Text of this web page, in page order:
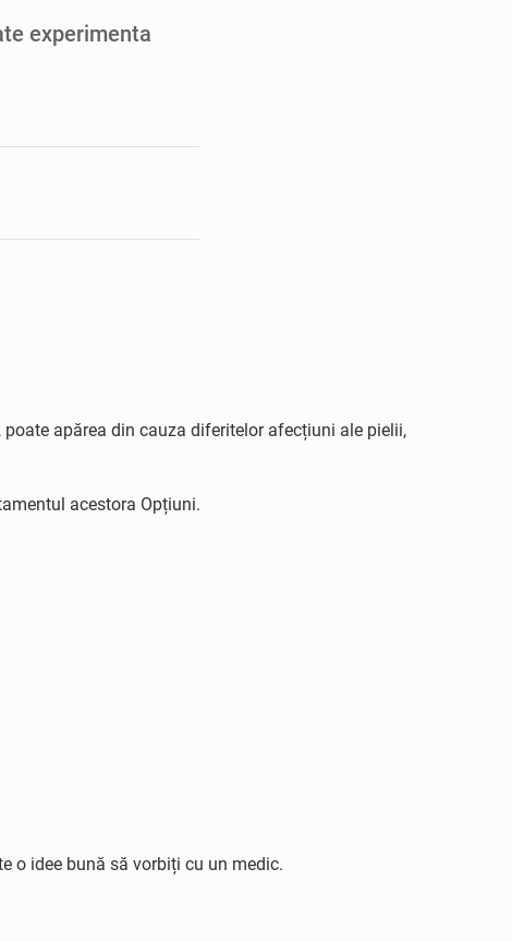
experimenta
apărea din cauza diferitelor afecțiuni ale pielii,
acestora Opțiuni.
o idee bună să vorbiți cu un medic.